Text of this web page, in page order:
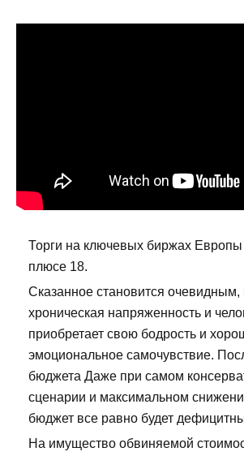
Торги на ключевых биржах Европы
плюсе 18.
Сказанное становится очевидным,
хроническая напряженность и
приобретает свою бодрость и
эмоциональное самочувствие.
бюджета Даже при самом
сценарии и максимальном
бюджет все равно будет
На имущество обвиняемой